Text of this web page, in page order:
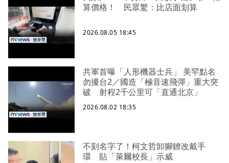
算價格！ 民眾驚：比店面划算
2026.08.05 18:45
共軍首曝「人形機器士兵」 美罕點名
勿擾台2／國造「極音速飛彈」重大突
破 射程2千公里可「直通北京」
2026.08.02 18:35
不刻名字了！柯文哲卸腳鐐改戴手
環 貼「萊爾校長」示威